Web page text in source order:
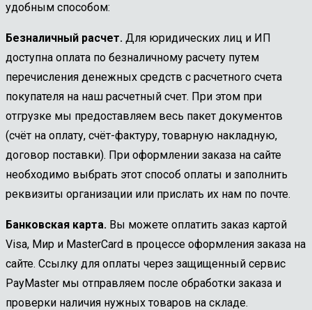
удобным способом:
Безналичный расчет. Для юридических лиц и ИП
доступна оплата по безналичному расчету путем
перечисления денежных средств с расчетного счета
покупателя на наш расчетный счет. При этом при
отгрузке мы предоставляем весь пакет документов
(счёт на оплату, счёт-фактуру, товарную накладную,
договор поставки). При оформлении заказа на сайте
необходимо выбрать этот способ оплаты и заполнить
реквизиты организации или прислать их нам по почте.
Банковская карта. Вы можете оплатить заказ картой
Visa, Мир и MasterCard в процессе оформления заказа на
сайте. Ссылку для оплаты через защищенный сервис
PayMaster мы отправляем после обработки заказа и
проверки наличия нужных товаров на складе.